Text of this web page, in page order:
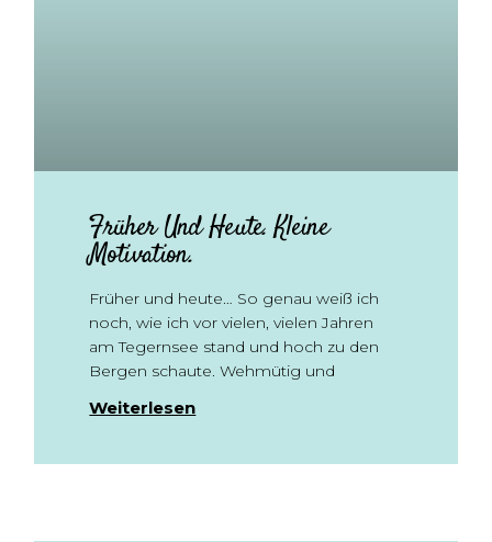
Früher Und Heute. Kleine
Motivation.
Früher und heute… So genau weiß ich
noch, wie ich vor vielen, vielen Jahren
am Tegernsee stand und hoch zu den
Bergen schaute. Wehmütig und
Weiterlesen